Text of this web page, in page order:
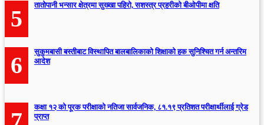
5
तातोपानी भन्सार क्षेत्रमा सुख्खा पहिरो, सशस्त्र प्रहरीको बीओपीमा क्षति
6
सुकुमबासी बस्तीबाट विस्थापित बालबालिकाको शिक्षाको हक सुनिश्चित गर्न अन्तरिम
आदेश
कक्षा १२ को पूरक परीक्षाको नतिजा सार्वजनिक, ८१.१९ प्रतिशत परीक्षार्थीलाई ग्रेड
प्राप्त